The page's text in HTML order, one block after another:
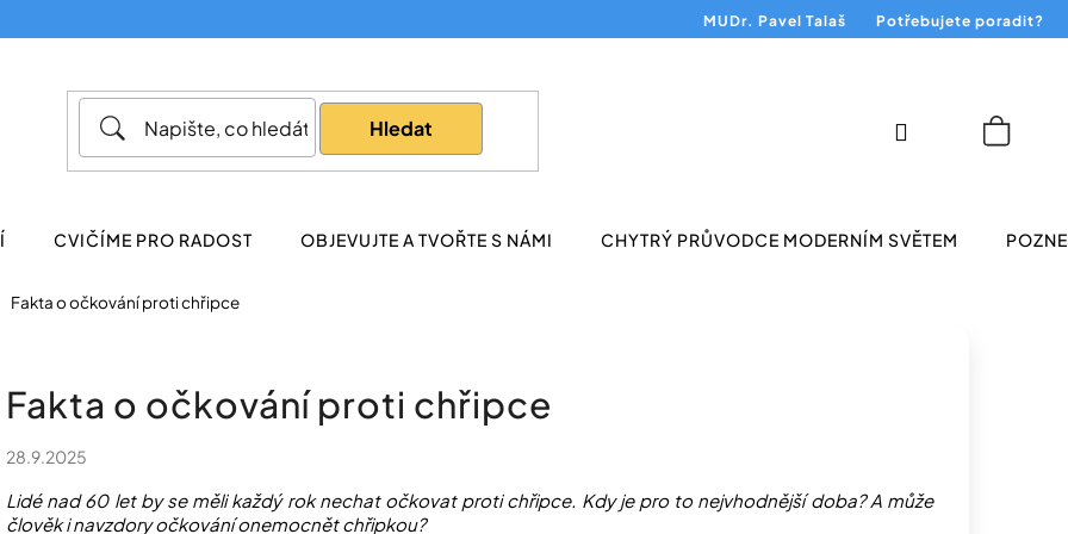
MUDr. Pavel Talaš Potřebujete poradit?
Hledat
CVIČÍME PRO RADOST OBJEVUJTE A TVOŘTE S NÁMI CHYTRÝ PRŮVODCE MODERNÍM SVĚTEM
Přihlášení
Fakta o očkování proti chřipce
Fakta o očkování proti chřipce
28.9.2025
Lidé nad 60 let by se měli každý rok nechat očkovat proti chřipce. Kdy je pro to nejvhodnější doba? A může
člověk i navzdory očkování onemocnět chřipkou?
Co potřebujete najít?